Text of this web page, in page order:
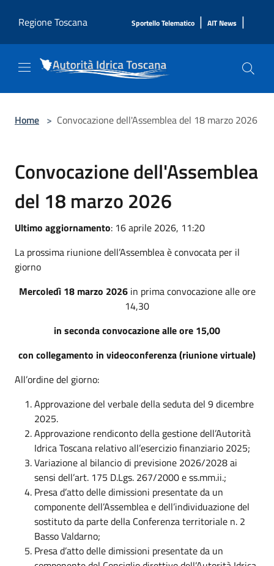
Regione Toscana
Sportello Telematico | AIT News |
Home > Convocazione dell'Assemblea del 18 marzo 2026
Convocazione dell'Assemblea
del 18 marzo 2026
Ultimo aggiornamento: 16 aprile 2026, 11:20
La prossima riunione dell’Assemblea è convocata per il
giorno
Mercoledì 18 marzo 2026 in prima convocazione alle ore
14,30
in seconda convocazione alle ore 15,00
con collegamento in videoconferenza (riunione virtuale)
All’ordine del giorno:
Approvazione del verbale della seduta del 9 dicembre
2025.
Approvazione rendiconto della gestione dell’Autorità
Idrica Toscana relativo all’esercizio finanziario 2025;
Variazione al bilancio di previsione 2026/2028 ai
sensi dell’art. 175 D.Lgs. 267/2000 e ss.mm.ii.;
Presa d’atto delle dimissioni presentate da un
componente dell’Assemblea e dell’individuazione del
sostituto da parte della Conferenza territoriale n. 2
Basso Valdarno;
Presa d’atto delle dimissioni presentate da un